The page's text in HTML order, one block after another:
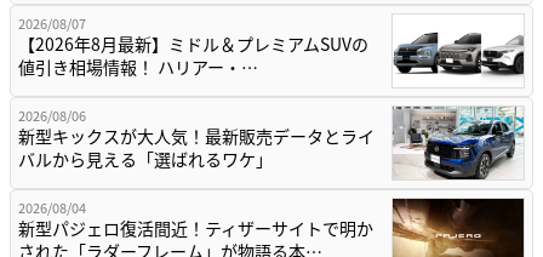
2026/08/07
【2026年8月最新】ミドル＆プレミアムSUVの
値引き相場情報！ ハリアー・…
2026/08/06
新型キックスが大人気！最新販売データとライ
バルから見える「選ばれるワケ」
2026/08/04
新型パジェロ復活間近！ティザーサイトで明か
された「ラダーフレーム」が物語る本…